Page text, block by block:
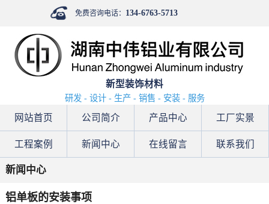
免费咨询电话： 134-6763-5713
新型装饰材料
研发 - 设计 - 生产 - 销售 - 安装 - 服务
网站首页 公司简介 产品中心 工厂实景
工程案例 新闻中心 在线留言 联系我们
新闻中心
铝单板的安装事项